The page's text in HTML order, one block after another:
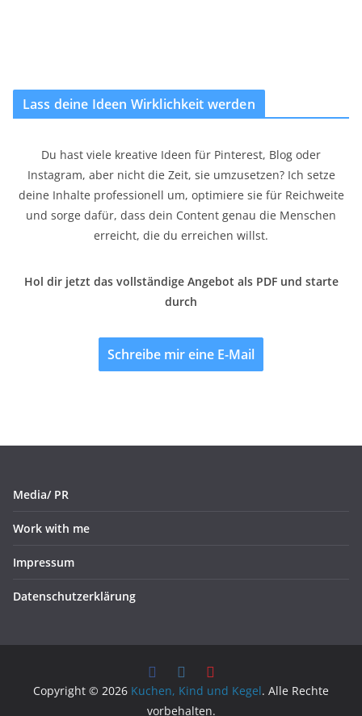
Lass deine Ideen Wirklichkeit werden
Du hast viele kreative Ideen für Pinterest, Blog oder
Instagram, aber nicht die Zeit, sie umzusetzen? Ich setze
deine Inhalte professionell um, optimiere sie für Reichweite
und sorge dafür, dass dein Content genau die Menschen
erreicht, die du erreichen willst.
Hol dir jetzt das vollständige Angebot als PDF und starte
durch
Schreibe mir eine E-Mail
Media/ PR
Work with me
Impressum
Datenschutzerklärung
Copyright © 2026 Kuchen, Kind und Kegel. Alle Rechte
vorbehalten.